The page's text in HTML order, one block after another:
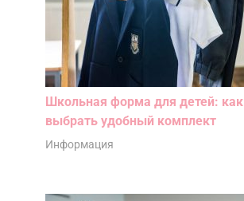
Школьная форма для детей: как
выбрать удобный комплект
Информация